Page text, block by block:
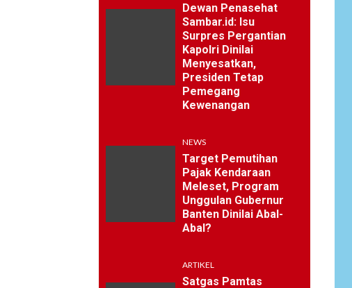
Dewan Penasehat
Sambar.id: Isu
Surpres Pergantian
Kapolri Dinilai
Menyesatkan,
Presiden Tetap
Pemegang
Kewenangan
NEWS
Target Pemutihan
Pajak Kendaraan
Meleset, Program
Unggulan Gubernur
Banten Dinilai Abal-
Abal?
ARTIKEL
Satgas Pamtas